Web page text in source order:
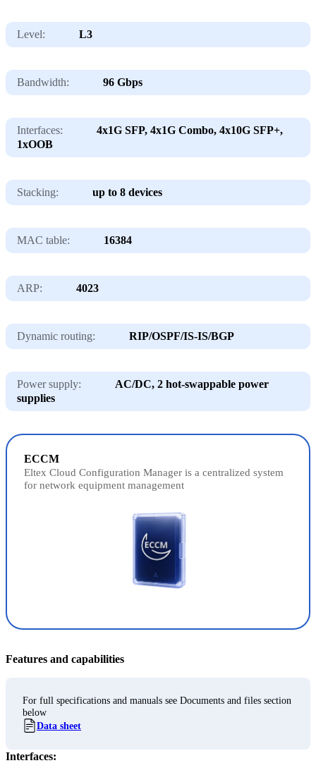
Level: L3
Bandwidth: 96 Gbps
Interfaces:
4x1G SFP, 4x1G Combo, 4x10G SFP+,
1xOOB
Stacking: up to 8 devices
MAC table: 16384
ARP: 4023
Dynamic routing: RIP/OSPF/IS-IS/BGP
Power supply:
AC/DC, 2 hot-swappable power
supplies
ECCM
Eltex Cloud Configuration Manager is a centralized system
for network equipment management
Features and capabilities
For full specifications and manuals see Documents and files section
below
Data sheet
Interfaces: